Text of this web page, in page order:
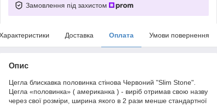
Замовлення під захистом
Доставка Оплата Умови повернення
Опис
Цегла блискавка половинка стінова Червоний "Slim Stone".
Цегла «половинка» ( американка ) - виріб отримав свою назву
через свої розміри, ширина якого в 2 рази менше стандартної